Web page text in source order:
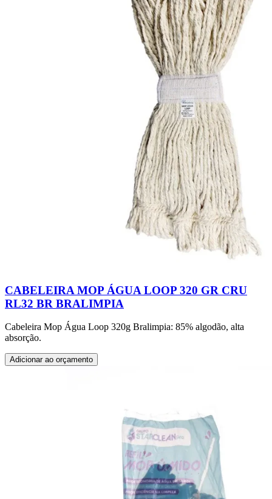
CABELEIRA MOP ÁGUA LOOP 320 GR CRU
RL32 BR BRALIMPIA
Cabeleira Mop Água Loop 320g Bralimpia: 85% algodão, alta
absorção.
Adicionar ao orçamento